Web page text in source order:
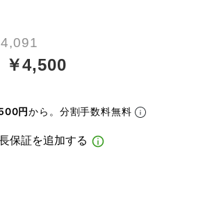
4,091
￥4,500
円から。分割手数料無料